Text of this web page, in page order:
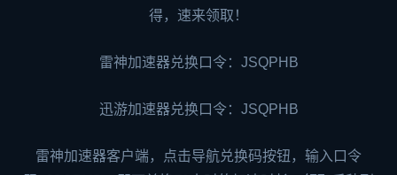
得，速来领取！
雷神加速器兑换口令： JSQPHB
迅游加速器兑换口令：JSQPHB
雷神加速器客户端，点击导航兑换码按钮，输入口令